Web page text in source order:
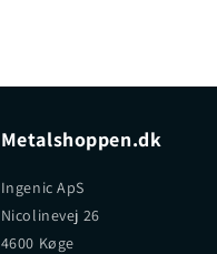
Metalshoppen.dk
Ingenic ApS
Nicolinevej 26
4600 Køge